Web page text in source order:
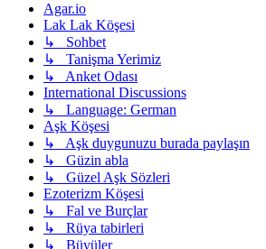
Agar.io
Lak Lak Köşesi
↳ Sohbet
↳ Tanişma Yerimiz
↳ Anket Odası
International Discussions
↳ Language: German
Aşk Köşesi
↳ Aşk duygunuzu burada paylaşın
↳ Güzin abla
↳ Güzel Aşk Sözleri
Ezoterizm Köşesi
↳ Fal ve Burçlar
↳ Rüya tabirleri
↳ Büyüler